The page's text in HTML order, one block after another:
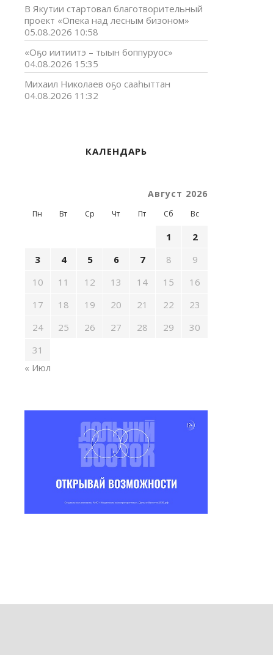
В Якутии стартовал благотворительный
проект «Опека над лесным бизоном»
05.08.2026 10:58
«Оҕо иитиитэ – тыын боппуруос»
04.08.2026 15:35
Михаил Николаев оҕо сааһыттан
04.08.2026 11:32
КАЛЕНДАРЬ
Август 2026
Пн Вт Ср Чт Пт Сб Вс
1
2
3
4 5 6 7 8
9
10
11 12 13 14 15
16
17
18 19 20 21 22
23
24
25 26 27 28 29
30
31
« Июл